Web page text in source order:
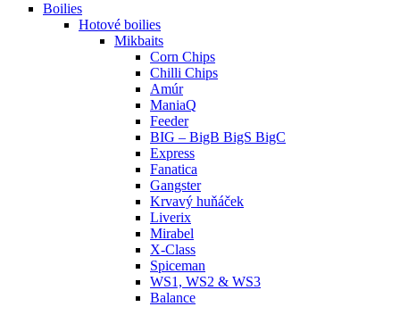
Boilies
Hotové boilies
Mikbaits
Corn Chips
Chilli Chips
Amúr
ManiaQ
Feeder
BIG – BigB BigS BigC
Express
Fanatica
Gangster
Krvavý huňáček
Liverix
Mirabel
X-Class
Spiceman
WS1, WS2 & WS3
Balance